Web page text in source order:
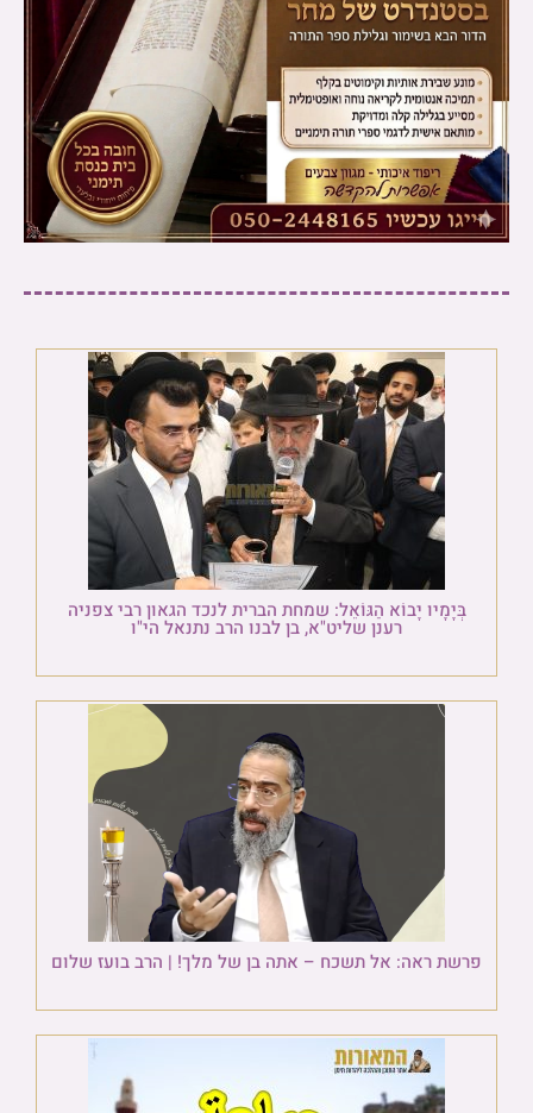
בְּיָמָיו יָבוֹא הַגּוֹאֵל: שמחת הברית לנכד הגאון רבי צפניה
רענן שליט"א, בן לבנו הרב נתנאל הי"ו
פרשת ראה: אל תשכח – אתה בן של מלך! | הרב בועז שלום